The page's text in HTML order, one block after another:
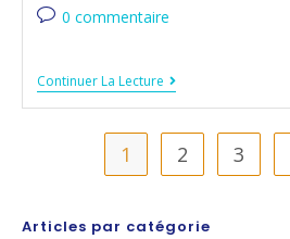
0 commentaire
Continuer La Lecture
1 2 3
Articles par catégorie